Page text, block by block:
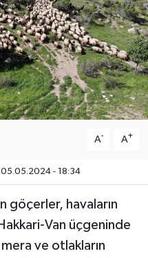
A- A+
05.05.2024 - 18:34
göçerler, havaların
Van üçgeninde
mera ve otlakların